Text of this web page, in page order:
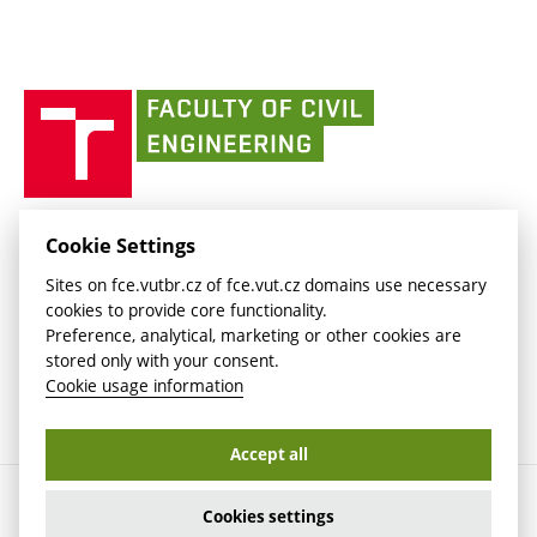
Social Safety
link)
BUT mail / Google(external
link)
link)
(external
link)
CESA
(external
link)
FACULTY OF CIVIL ENGINEERING BUT
Veveří 331/95
602 00 Brno, Czech Republic
www.fce.vutbr.cz
contactus.fce@vutbr.cz
Cookie Settings
Sites on fce.vutbr.cz of fce.vut.cz domains use necessary
cookies to provide core functionality.
Preference, analytical, marketing or other cookies are
stored only with your consent.
Cookie usage information
Accept all
Cookies settings